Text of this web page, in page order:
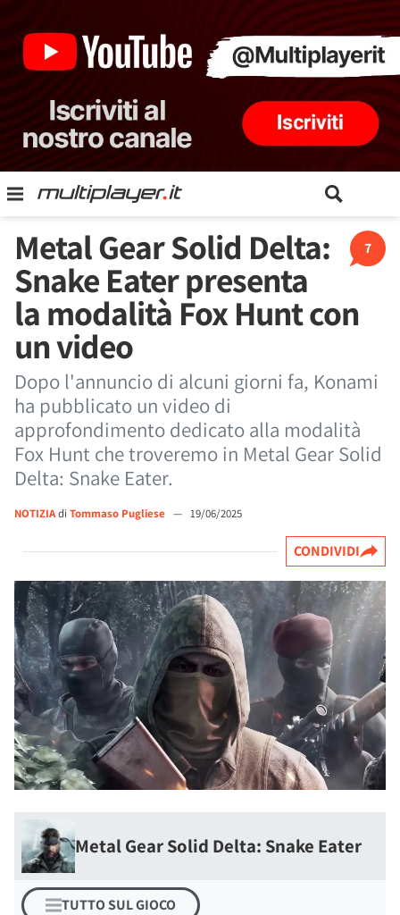
7
Metal Gear Solid Delta:
Snake Eater presenta
la modalità Fox Hunt con
un video
Dopo l'annuncio di alcuni giorni fa, Konami
ha pubblicato un video di
approfondimento dedicato alla modalità
Fox Hunt che troveremo in Metal Gear Solid
Delta: Snake Eater.
NOTIZIAdi Tommaso Pugliese — 19/06/2025
CONDIVIDI
Metal Gear Solid Delta: Snake Eater
TUTTO SUL GIOCO